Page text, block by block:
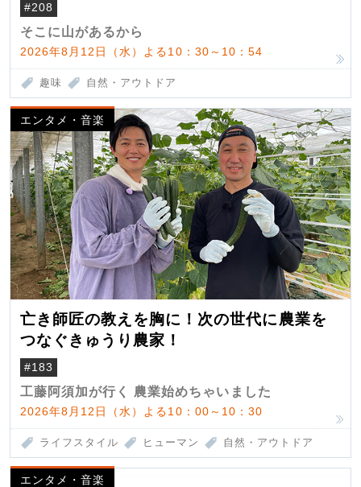
#208
そこに山があるから
2026年8月12日（水）よる10：30～10：54
趣味 自然・アウトドア
エンタメ・音楽
亡き師匠の教えを胸に！次の世代に農業を
つなぐきゅうり農家！
#183
工藤阿須加が行く 農業始めちゃいました
2026年8月12日（水）よる10：00～10：30
ライフスタイル ヒューマン 自然・アウトドア
エンタメ・音楽